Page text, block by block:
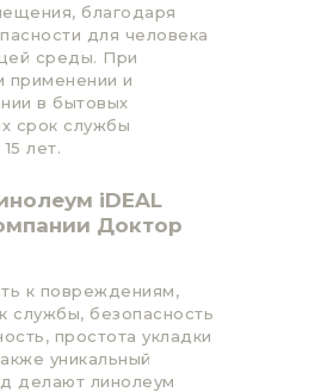
благодаря
для человека
среды. При
применении и
в бытовых
срок службы
лет.
iDEAL
Доктор
к повреждениям,
службы, безопасность
простота укладки
уникальный
делают линолеум